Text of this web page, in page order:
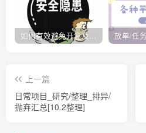
如何有效避免开盒及开盒流程
上一篇
日常项目_研究/整理_排异/
抛弃汇总[10.2整理]